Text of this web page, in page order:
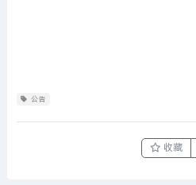
公告
收藏